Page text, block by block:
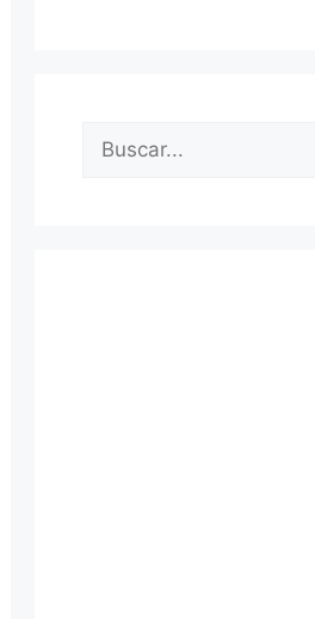
Buscar: